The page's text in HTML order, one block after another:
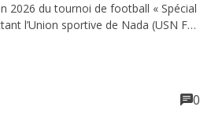
2026 du tournoi de football « Spécial
l’Union sportive de Nada (USN FC)
sur le terrain de Tchavadè, dans la
1. Au terme du temps
deux équipes étaient à égalité sur un
(0-0).
0